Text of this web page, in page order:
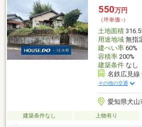
歩6分(約427m)・キャスタ ヨシヅヤ 犬山店
V・ドラッグ 犬山駅前店 徒歩3分(約236m)
(約297m)
550万円
（坪単価:-）
土地面積
用途地域無指
建ぺい率60%
容積率200%
建築条件なし
名鉄広見線
その他の交通
愛知県犬山
建築条件なし 上物有り